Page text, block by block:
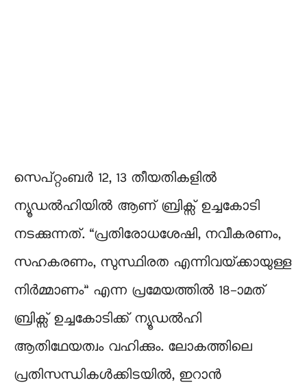
സെപ്റ്റംബർ 12, 13 തീയതികളിൽ
ന്യൂഡൽഹിയിൽ ആണ് ബ്രിക്സ് ഉച്ചകോടി
നടക്കുന്നത്. “പ്രതിരോധശേഷി, നവീകരണം,
സഹകരണം, സുസ്ഥിരത എന്നിവയ്‌ക്കായുള്ള
നിർമ്മാണം” എന്ന പ്രമേയത്തിൽ 18-ാമത്
ബ്രിക്സ് ഉച്ചകോടിക്ക് ന്യൂഡൽഹി
ആതിഥേയത്വം വഹിക്കും. ലോകത്തിലെ
പ്രതിസന്ധികൾക്കിടയിൽ, ഇറാൻ